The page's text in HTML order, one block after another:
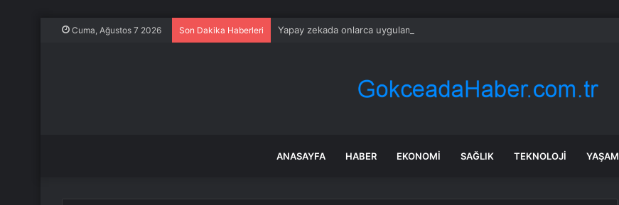
Cuma, Ağustos 7 2026 Son Dakika Haberleri Yapay zekada onlarca uygulamanın yerini tek asistan alabilir
ANASAYFA HABER EKONOMI SAĞLIK TEKNOLOJI YAŞAM